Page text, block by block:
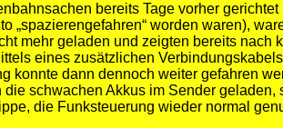
bereits Tage vorher
„spazierengefahren“ worden waren),
mehr geladen und zeigten bereits nach
eines zusätzlichen
konnte dann dennoch weiter gefahren
schwachen Akkus im Sender geladen,
die Funksteuerung wieder normal